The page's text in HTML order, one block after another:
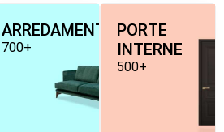
ARREDAMENTO
700+
PORTE
INTERNE
500+